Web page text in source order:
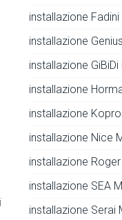
installazione
installazione
installazione
installazione
installazione
installazione Nice
installazione
installazione SEA
installazione Serai